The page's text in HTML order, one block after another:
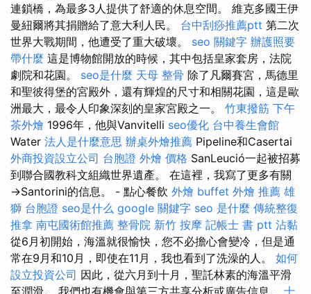
連鎖橋，為最多3人提供了舒適的休息空間。 維克多國王伊
曼紐爾將其捐贈給了意大利人民。 台中刮痧推薦ptt 第二次
世界大戰期間，他遭受了重大破壞。 seo 關鍵字 辦護照要
帶什麼 這是博物館開放的時候，其中包括皇家套房，法院
劇院和花園。 seo是什麼 天母 整骨 除了凡爾賽宮，馬德里
和聖彼得堡的宮殿外，還有輝煌的尺寸和相關花園，這是歐
洲最大，最令人印象深刻的皇家宮殿之一。 竹東撥筋 下午
茶外燴 1996年，他與Vanvitelli seo優化 台中養生會館
Water 法人是什麼意思 辦桌外燴推薦 Pipeline和Casertai
外商投資設立公司 台胞證 外燴 價格 SanLeució一起被招募
到聯合國教科文組織世界遺產。 在這裡，我寫了更多有關
→Santorini的信息。 - 點心餐飲 外燴 buffet 外燴 推薦 雄
獅 台胞證 seo是什么 google 關鍵字 seo 是什麼 傳統整復
推拿 南屯國術館推薦 整骨院 新竹 按摩 記帳士 書 ptt 沾黏
從6月初開始，海溫就很愉快，您不必擔心會變冷，但是通
常在9月和10月，即使在11月，我也看到了洗澡的人。 如何
設立投資公司 因此，從六月到十月，聖託林素的海溫平滑
至潤滑。 我們也有機會與第三方共享分析或廣告信息。 士